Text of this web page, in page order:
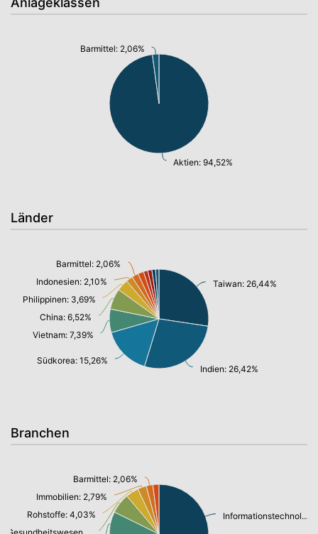
Aktien: 94,52%
Barmittel: 2,06%
Länder
Taiwan: 26,44%
Indien: 26,42%
Südkorea: 15,26%
Vietnam: 7,39%
China: 6,52%
Philippinen: 3,69%
Indonesien: 2,10%
Barmittel: 2,06%
Branchen
Informationstechnologie/ Telekommunikation: 37,15%
Rohstoffe: 4,03%
Immobilien: 2,79%
Barmittel: 2,06%